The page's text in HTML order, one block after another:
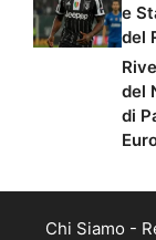
e
del
del
di
Chi Siamo -